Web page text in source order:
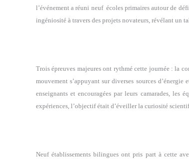
l’événement a réuni neuf écoles primaires autour de
ingéniosité à travers des projets novateurs, révélant un
Trois épreuves majeures ont rythmé cette journée : la
mouvement s’appuyant sur diverses sources
enseignants et encouragées par leurs camarades,
expériences, l’objectif était d’éveiller la curiosité
Neuf établissements bilingues ont pris part à cette